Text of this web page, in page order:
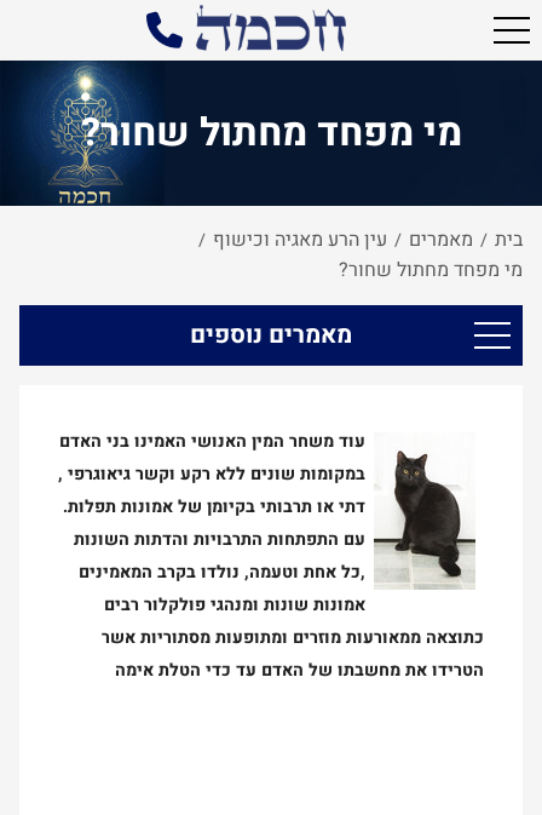
מי מפחד מחתול שחור?
בית / מאמרים / עין הרע מאגיה וכישוף /
מי מפחד מחתול שחור?
מאמרים נוספים
עוד משחר המין האנושי האמינו בני האדם
במקומות שונים ללא רקע וקשר גיאוגרפי ,
דתי או תרבותי בקיומן של אמונות תפלות.
עם התפתחות התרבויות והדתות השונות
,כל אחת וטעמה, נולדו בקרב המאמינים
אמונות שונות ומנהגי פולקלור רבים
כתוצאה ממאורעות מוזרים ומתופעות מסתוריות אשר
הטרידו את מחשבתו של האדם עד כדי הטלת אימה